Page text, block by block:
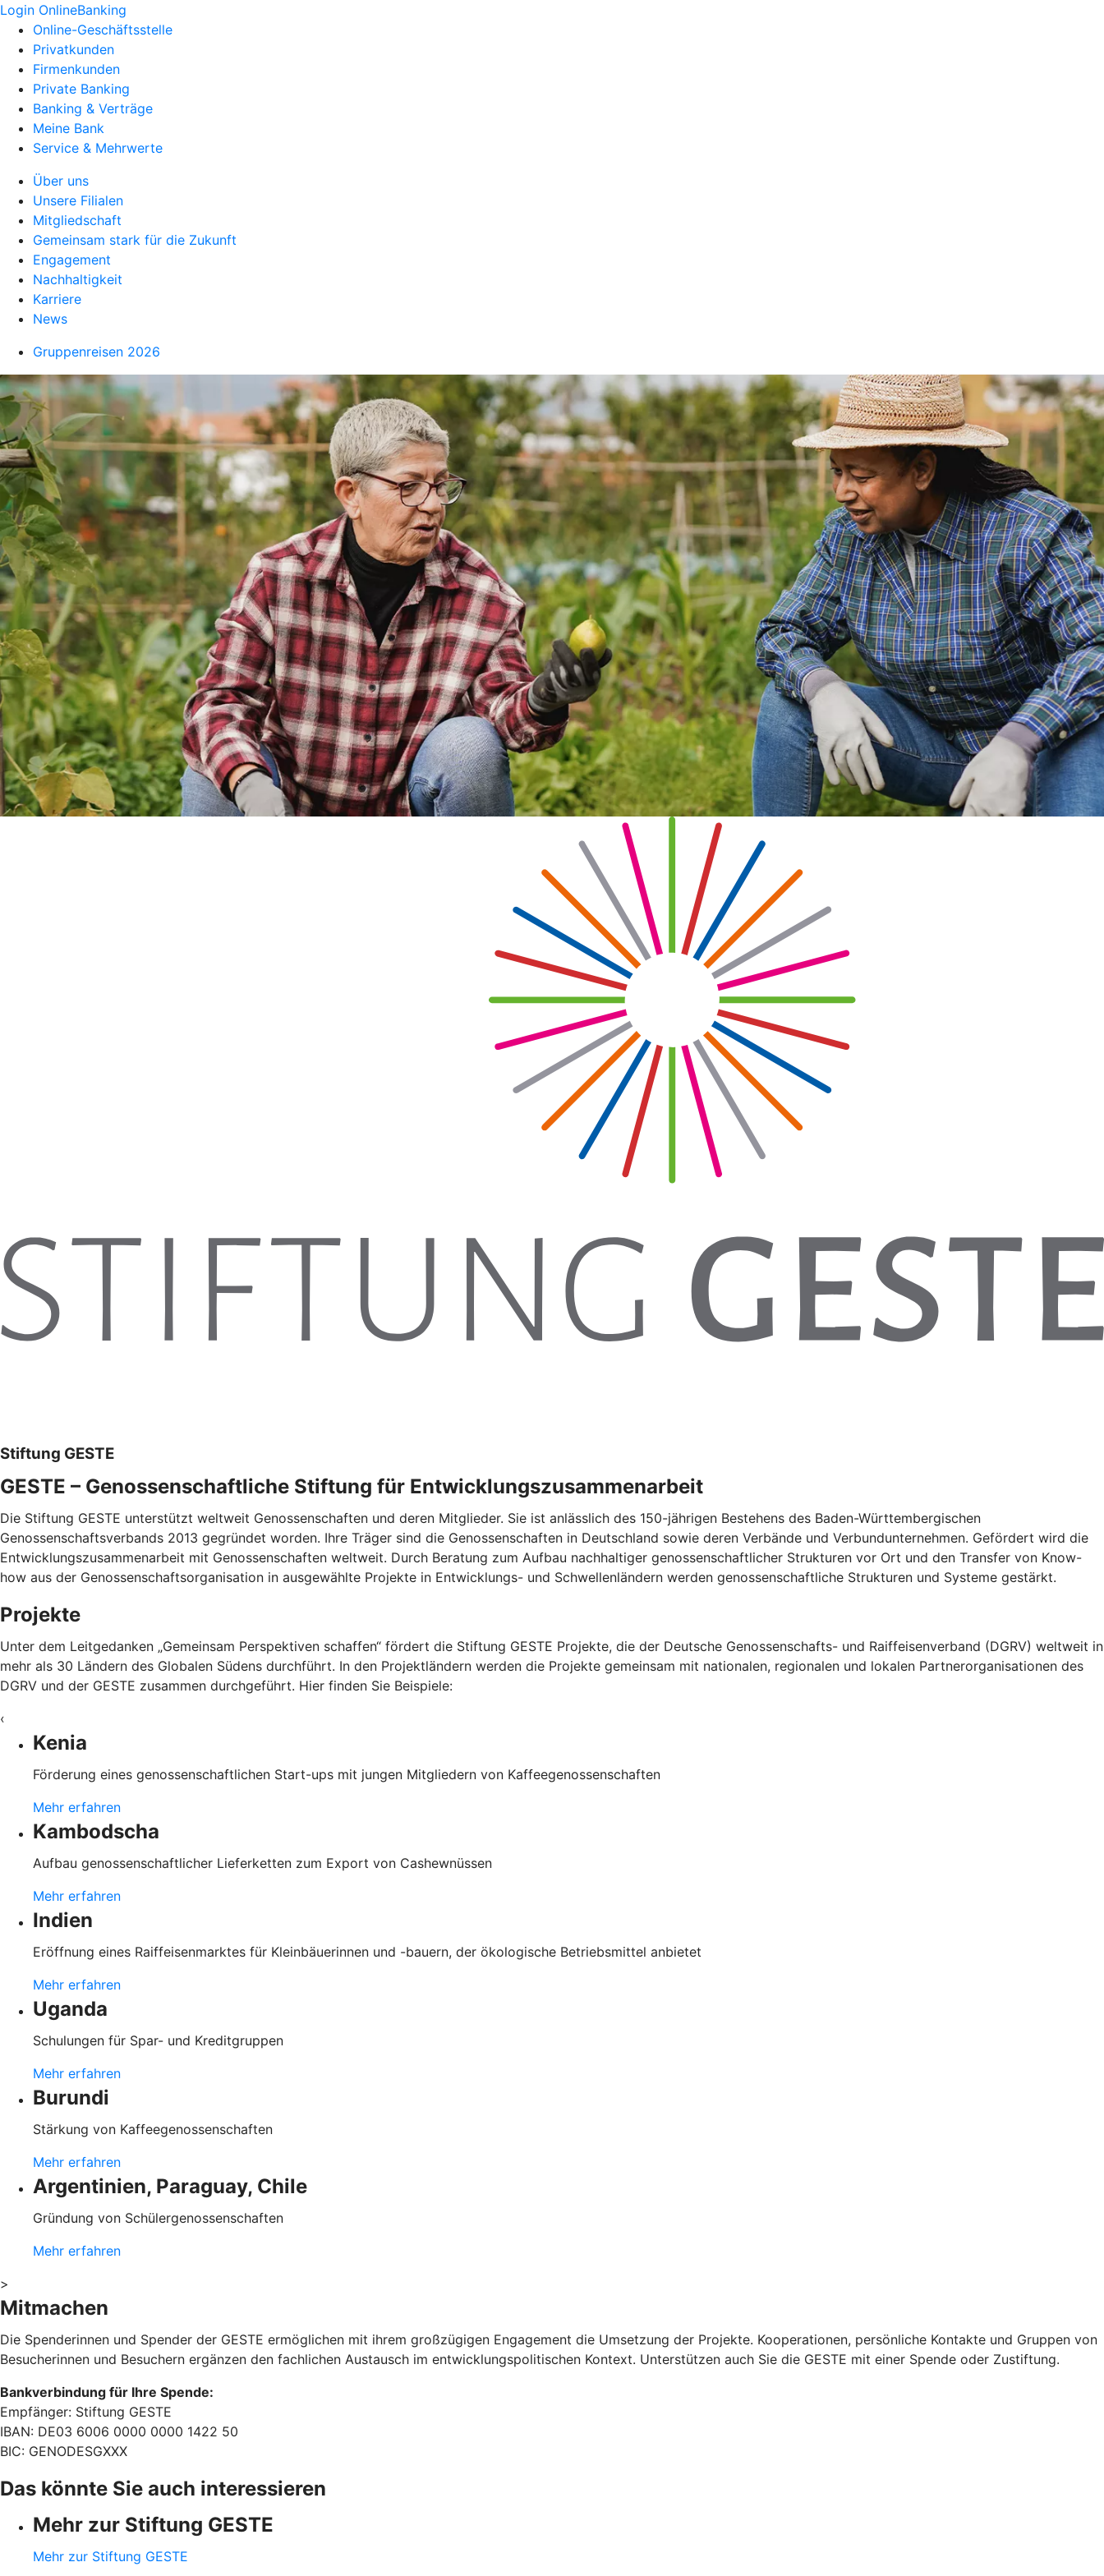
Login OnlineBanking
Online-Geschäftsstelle
Privatkunden
Firmenkunden
Private Banking
Banking & Verträge
Meine Bank
Service & Mehrwerte
Über uns
Unsere Filialen
Mitgliedschaft
Gemeinsam stark für die Zukunft
Engagement
Nachhaltigkeit
Karriere
News
Gruppenreisen 2026
Stiftung GESTE
GESTE – Genossenschaftliche Stiftung für Entwicklungszusammenarbeit
Die Stiftung GESTE unterstützt weltweit Genossenschaften und deren Mitglieder. Sie ist anlässlich des 150-jährigen Bestehens des Baden-Württembergischen
Genossenschaftsverbands 2013 gegründet worden. Ihre Träger sind die Genossenschaften in Deutschland sowie deren Verbände und Verbundunternehmen. Gefördert wird die
Entwicklungszusammenarbeit mit Genossenschaften weltweit. Durch Beratung zum Aufbau nachhaltiger genossenschaftlicher Strukturen vor Ort und den Transfer von Know-
how aus der Genossenschaftsorganisation in ausgewählte Projekte in Entwicklungs- und Schwellenländern werden genossenschaftliche Strukturen und Systeme gestärkt.
Projekte
Unter dem Leitgedanken „Gemeinsam Perspektiven schaffen“ fördert die Stiftung GESTE Projekte, die der Deutsche Genossenschafts- und Raiffeisenverband (DGRV) weltweit in
mehr als 30 Ländern des Globalen Südens durchführt. In den Projektländern werden die Projekte gemeinsam mit nationalen, regionalen und lokalen Partnerorganisationen des
DGRV und der GESTE zusammen durchgeführt. Hier finden Sie Beispiele:
‹
Kenia
Förderung eines genossenschaftlichen Start-ups mit jungen Mitgliedern von Kaffeegenossenschaften
Mehr erfahren
Kambodscha
Aufbau genossenschaftlicher Lieferketten zum Export von Cashewnüssen
Mehr erfahren
Indien
Eröffnung eines Raiffeisenmarktes für Kleinbäuerinnen und -bauern, der ökologische Betriebsmittel anbietet
Mehr erfahren
Uganda
Schulungen für Spar- und Kreditgruppen
Mehr erfahren
Burundi
Stärkung von Kaffeegenossenschaften
Mehr erfahren
Argentinien, Paraguay, Chile
Gründung von Schülergenossenschaften
Mehr erfahren
>
Mitmachen
Die Spenderinnen und Spender der GESTE ermöglichen mit ihrem großzügigen Engagement die Umsetzung der Projekte. Kooperationen, persönliche Kontakte und Gruppen von
Besucherinnen und Besuchern ergänzen den fachlichen Austausch im entwicklungspolitischen Kontext. Unterstützen auch Sie die GESTE mit einer Spende oder Zustiftung.
Bankverbindung für Ihre Spende:
Empfänger: Stiftung GESTE
IBAN: DE03 6006 0000 0000 1422 50
BIC: GENODESGXXX
Das könnte Sie auch interessieren
Mehr zur Stiftung GESTE
Mehr zur Stiftung GESTE